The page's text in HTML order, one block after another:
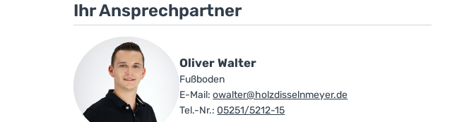
Ihr Ansprechpartner
Oliver Walter
Fußboden
E-Mail: owalter@holzdisselnmeyer.de
Tel.-Nr.: 05251/5212-15